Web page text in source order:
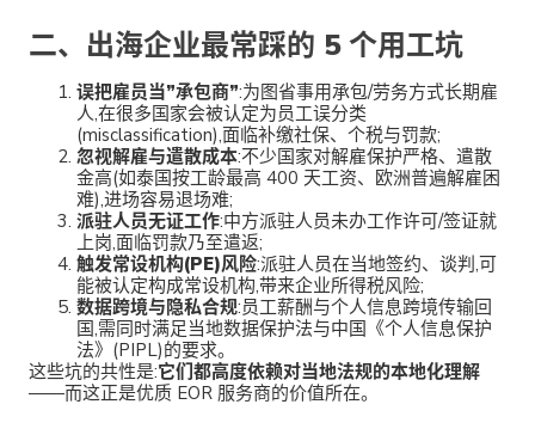
二、出海企业最常踩的 5 个用工坑
误把雇员当”承包商”:为图省事用承包/劳务方式长期雇
人,在很多国家会被认定为员工误分类
(misclassification),面临补缴社保、个税与罚款;
忽视解雇与遣散成本:不少国家对解雇保护严格、遣散
金高(如泰国按工龄最高 400 天工资、欧洲普遍解雇困
难),进场容易退场难;
派驻人员无证工作:中方派驻人员未办工作许可/签证就
上岗,面临罚款乃至遣返;
触发常设机构(PE)风险:派驻人员在当地签约、谈判,可
能被认定构成常设机构,带来企业所得税风险;
数据跨境与隐私合规:员工薪酬与个人信息跨境传输回
国,需同时满足当地数据保护法与中国《个人信息保护
法》(PIPL)的要求。
这些坑的共性是:它们都高度依赖对当地法规的本地化理解
——而这正是优质 EOR 服务商的价值所在。